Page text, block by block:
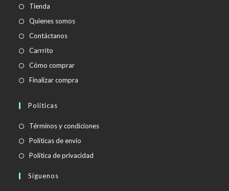
Tienda
Quienes somos
Contáctanos
Carrrito
Cómo comprar
Finalizar compra
Políticas
Términos y condicionesSe
Políticas de envío
abre
Política de privacidad
Síguenos